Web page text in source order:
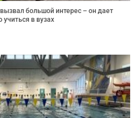
большой интерес – он дает
в вузах